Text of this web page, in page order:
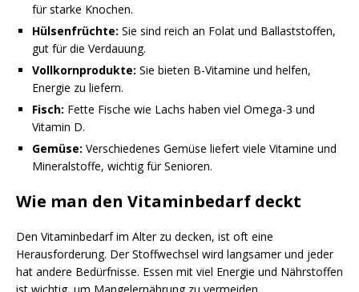
für starke Knochen.
Hülsenfrüchte: Sie sind reich an Folat und Ballaststoffen,
gut für die Verdauung.
Vollkornprodukte: Sie bieten B-Vitamine und helfen,
Energie zu liefern.
Fisch: Fette Fische wie Lachs haben viel Omega-3 und
Vitamin D.
Gemüse: Verschiedenes Gemüse liefert viele Vitamine und
Mineralstoffe, wichtig für Senioren.
Wie man den Vitaminbedarf deckt
Den Vitaminbedarf im Alter zu decken, ist oft eine
Herausforderung. Der Stoffwechsel wird langsamer und jeder
hat andere Bedürfnisse. Essen mit viel Energie und Nährstoffen